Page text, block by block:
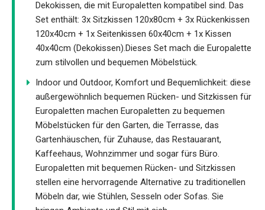
Dekokissen, die mit Europaletten kompatibel sind. Das
Set enthält: 3x Sitzkissen 120x80cm + 3x Rückenkissen
120x40cm + 1x Seitenkissen 60x40cm + 1x Kissen
40x40cm (Dekokissen).Dieses Set mach die Europalette
zum stilvollen und bequemen Möbelstück.
Indoor und Outdoor, Komfort und Bequemlichkeit: diese
außergewöhnlich bequemen Rücken- und Sitzkissen für
Europaletten machen Europaletten zu bequemen
Möbelstücken für den Garten, die Terrasse, das
Gartenhäuschen, für Zuhause, das Restauarant,
Kaffeehaus, Wohnzimmer und sogar fürs Büro.
Europaletten mit bequemen Rücken- und Sitzkissen
stellen eine hervorragende Alternative zu traditionellen
Möbeln dar, wie Stühlen, Sesseln oder Sofas. Sie